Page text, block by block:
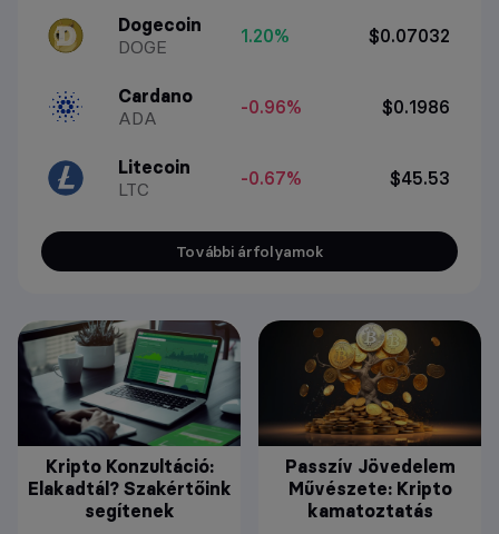
Dogecoin
DOGE
1.20% $0.07032
Cardano
ADA
-0.96% $0.1986
Litecoin
LTC
-0.67% $45.53
További árfolyamok
Kripto Konzultáció:
Elakadtál? Szakértőink
segítenek
Passzív Jövedelem
Művészete: Kripto
kamatoztatás